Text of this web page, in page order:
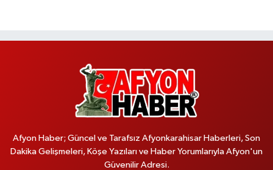
Afyon Haber; Güncel ve Tarafsız Afyonkarahisar Haberleri, Son
Dakika Gelişmeleri, Köşe Yazıları ve Haber Yorumlarıyla Afyon'un
Güvenilir Adresi.